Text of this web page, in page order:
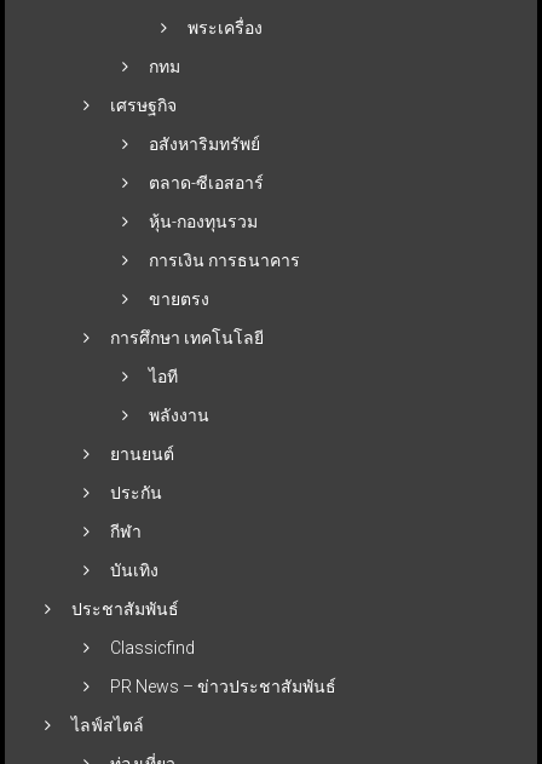
พระเครื่อง
กทม
เศรษฐกิจ
อสังหาริมทรัพย์
ตลาด-ซีเอสอาร์
หุ้น-กองทุนรวม
การเงิน การธนาคาร
ขายตรง
การศึกษา เทคโนโลยี
ไอที
พลังงาน
ยานยนต์
ประกัน
กีฬา
บันเทิง
ประชาสัมพันธ์
Classicfind
PR News – ข่าวประชาสัมพันธ์
ไลฟ์สไตล์